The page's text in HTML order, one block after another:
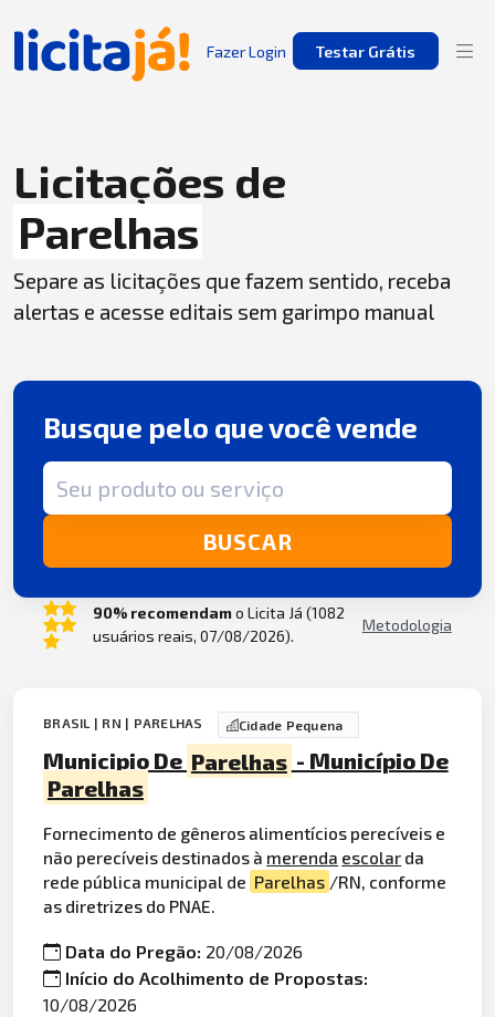
Fazer Login Testar Grátis
Licitações de
Parelhas
Separe as licitações que fazem sentido, receba
alertas e acesse editais sem garimpo manual
Busque pelo que você vende
Termo de busca
BUSCAR
90% recomendamo Licita Já (1082
usuários reais, 07/08/2026).
Metodologia
BRASIL | RN | PARELHAS Cidade Pequena
Municipio De Parelhas - Município De
Parelhas
Fornecimento de gêneros alimentícios perecíveis e
não perecíveis destinados à merenda escolar da
rede pública municipal de Parelhas /RN, conforme
as diretrizes do PNAE.
Data do Pregão: 20/08/2026
Início do Acolhimento de Propostas:
10/08/2026